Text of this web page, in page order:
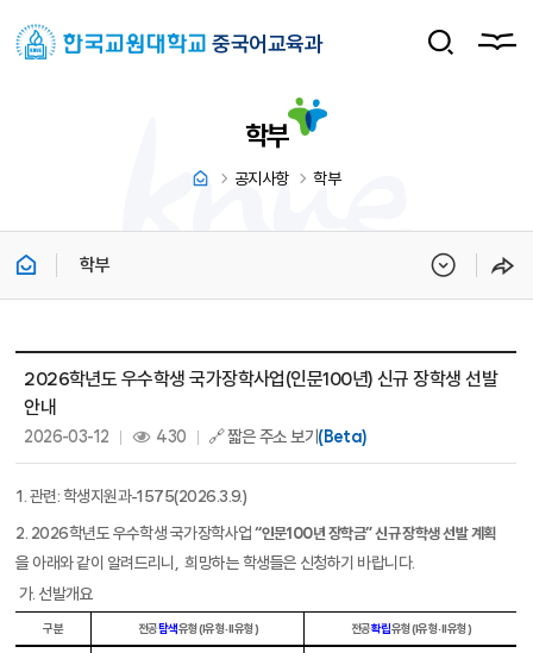
중국어교육과
학부
공지사항 학부
학부
2026학년도 우수학생 국가장학사업(인문100년) 신규 장학생 선발
안내
2026-03-12 430 🔗 짧은 주소 보기(Beta)
1.관련:학생지원과-1575(2026.3.9.)
2. 2026학년도 우수학생 국가장학사업“인문100년 장학금”신규 장학생 선발 계획
을 아래와 같이 알려드리니
, 희망하는 학생들은 신청하기 바랍니다.
가. 선발개요
구분 전공탐색유형(I유형·II유형) 전공확립유형(I유형·II유형)